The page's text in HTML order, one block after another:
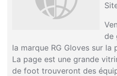
de
la marque RG Gloves sur la
La page est une grande
de foot trouveront des